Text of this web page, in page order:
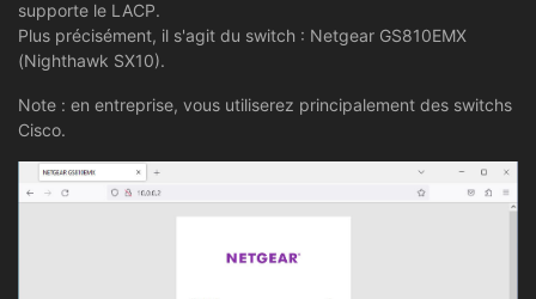
supporte le LACP.
Plus précisément, il s'agit du switch : Netgear GS810EMX
(Nighthawk SX10).
Note : en entreprise, vous utiliserez principalement des switchs
Cisco.